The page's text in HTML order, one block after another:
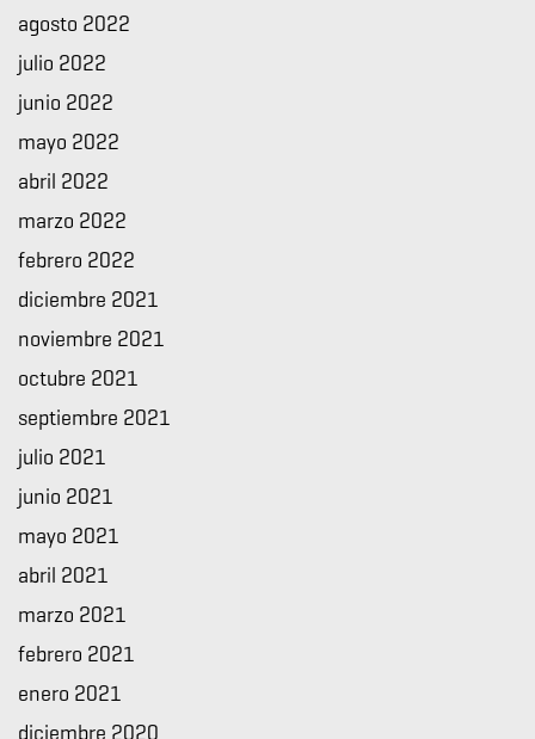
agosto 2022
julio 2022
junio 2022
mayo 2022
abril 2022
marzo 2022
febrero 2022
diciembre 2021
noviembre 2021
octubre 2021
septiembre 2021
julio 2021
junio 2021
mayo 2021
abril 2021
marzo 2021
febrero 2021
enero 2021